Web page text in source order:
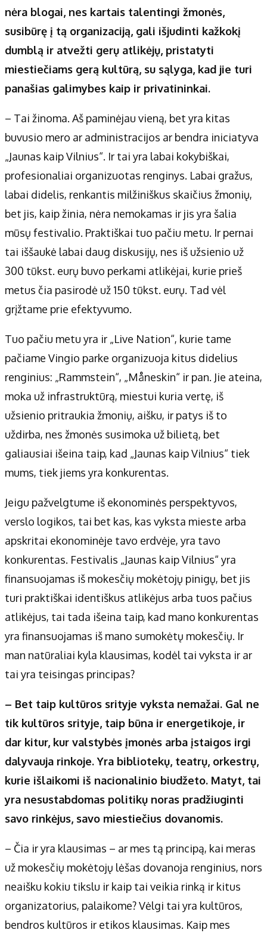
nėra blogai, nes kartais talentingi žmonės,
susibūrę į tą organizaciją, gali išjudinti kažkokį
dumblą ir atvežti gerų atlikėjų, pristatyti
miestiečiams gerą kultūrą, su sąlyga, kad jie turi
panašias galimybes kaip ir privatininkai.
– Tai žinoma. Aš paminėjau vieną, bet yra kitas
buvusio mero ar administracijos ar bendra iniciatyva
„Jaunas kaip Vilnius“. Ir tai yra labai kokybiškai,
profesionaliai organizuotas renginys. Labai gražus,
labai didelis, renkantis milžiniškus skaičius žmonių,
bet jis, kaip žinia, nėra nemokamas ir jis yra šalia
mūsų festivalio. Praktiškai tuo pačiu metu. Ir pernai
tai iššaukė labai daug diskusijų, nes iš užsienio už
300 tūkst. eurų buvo perkami atlikėjai, kurie prieš
metus čia pasirodė už 150 tūkst. eurų. Tad vėl
grįžtame prie efektyvumo.
Tuo pačiu metu yra ir „Live Nation“, kurie tame
pačiame Vingio parke organizuoja kitus didelius
renginius: „Rammstein“, „Måneskin“ ir pan. Jie ateina,
moka už infrastruktūrą, miestui kuria vertę, iš
užsienio pritraukia žmonių, aišku, ir patys iš to
uždirba, nes žmonės susimoka už bilietą, bet
galiausiai išeina taip, kad „Jaunas kaip Vilnius“ tiek
mums, tiek jiems yra konkurentas.
Jeigu pažvelgtume iš ekonominės perspektyvos,
verslo logikos, tai bet kas, kas vyksta mieste arba
apskritai ekonominėje tavo erdvėje, yra tavo
konkurentas. Festivalis „Jaunas kaip Vilnius“ yra
finansuojamas iš mokesčių mokėtojų pinigų, bet jis
turi praktiškai identiškus atlikėjus arba tuos pačius
atlikėjus, tai tada išeina taip, kad mano konkurentas
yra finansuojamas iš mano sumokėtų mokesčių. Ir
man natūraliai kyla klausimas, kodėl tai vyksta ir ar
tai yra teisingas principas?
– Bet taip kultūros srityje vyksta nemažai. Gal ne
tik kultūros srityje, taip būna ir energetikoje, ir
dar kitur, kur valstybės įmonės arba įstaigos irgi
dalyvauja rinkoje. Yra bibliotekų, teatrų, orkestrų,
kurie išlaikomi iš nacionalinio biudžeto. Matyt, tai
yra nesustabdomas politikų noras pradžiuginti
savo rinkėjus, savo miestiečius dovanomis.
– Čia ir yra klausimas – ar mes tą principą, kai meras
už mokesčių mokėtojų lėšas dovanoja renginius, nors
neaišku kokiu tikslu ir kaip tai veikia rinką ir kitus
organizatorius, palaikome? Vėlgi tai yra kultūros,
bendros kultūros ir etikos klausimas. Kaip mes